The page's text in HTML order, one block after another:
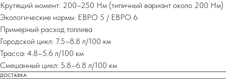
Крутящий момент: 200–250 Нм (типичный вариант около 200 Нм)
Экологические нормы: ЕВРО 5 / ЕВРО 6
Примерный расход топлива
Городской цикл: 7.5–8.8 л/100 км
Трасса: 4.8–5.6 л/100 км
Смешанный цикл: 5.8–6.8 л/100 км
ДОСТАВКА